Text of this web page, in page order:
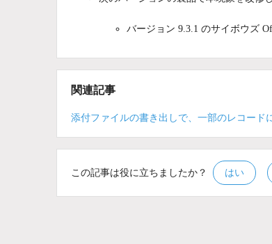
バージョン 9.3.1 のサイボウズ
関連記事
添付ファイルの書き出しで、一部のレコード
この記事は役に立ちましたか？ はい